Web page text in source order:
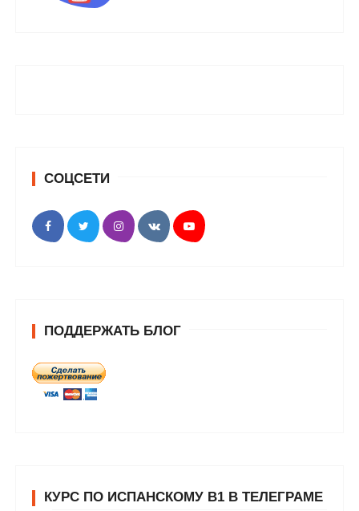
СОЦСЕТИ
ПОДДЕРЖАТЬ БЛОГ
КУРС ПО ИСПАНСКОМУ В1 В ТЕЛЕГРАМЕ